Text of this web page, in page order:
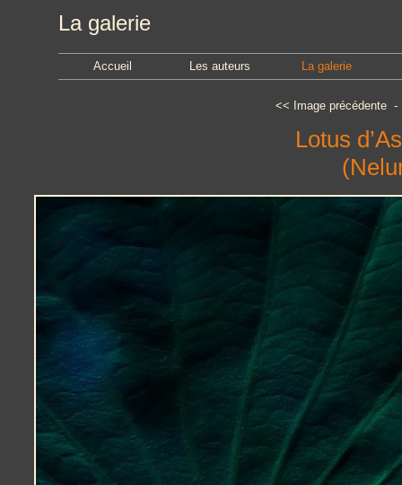
La galerie
Accueil Les auteurs La galerie
<< Image précédente
Lotus